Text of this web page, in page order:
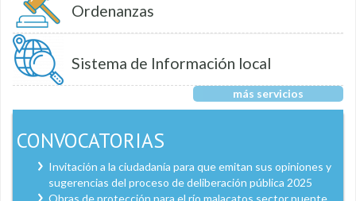
Ordenanzas
Sistema de Información local
más servicios
CONVOCATORIAS
Invitación a la ciudadanía para que emitan sus opiniones y
sugerencias del proceso de deliberación pública 2025
Obras de protección para el río malacatos sector puente